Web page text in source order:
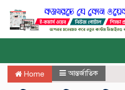
Home আন্তর্জাতিক